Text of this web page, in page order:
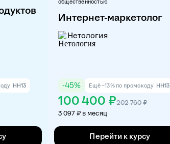
HH13
общественностью
Интернет-маркетолог
Нетология
-45% Ещё −13% по промокоду HH13
100 400 ₽202 760 ₽
3 097 ₽ в месяц
Перейти к курсу